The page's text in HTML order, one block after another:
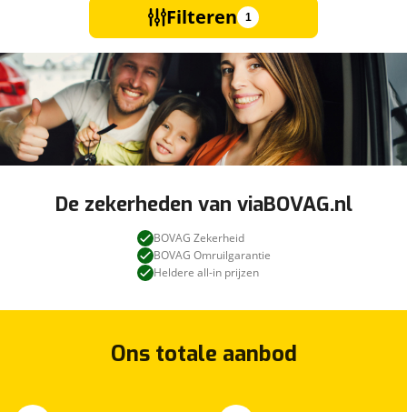
Filteren 1
De zekerheden van viaBOVAG.nl
BOVAG Zekerheid
BOVAG Omruilgarantie
Heldere all-in prijzen
Ons totale aanbod